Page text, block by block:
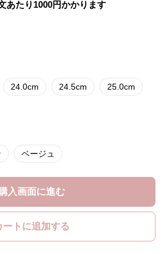
あたり 1000円かかります
24.0cm 24.5cm 25.0cm
ベージュ
購入画面に進む
ートに追加する